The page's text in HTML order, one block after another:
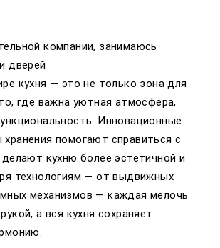
компании, занимаюсь
дверей
кухня — это не только зона для
где важна уютная атмосфера,
Инновационные
помогают справиться с
кухню более эстетичной и
технологиям — от выдвижных
механизмов — каждая мелочь
а вся кухня сохраняет